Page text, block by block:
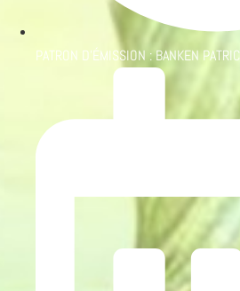
PATRON D'ÉMISSION :BANKEN